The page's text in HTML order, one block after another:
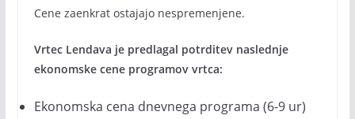
Cene zaenkrat ostajajo nespremenjene.
Vrtec Lendava je predlagal potrditev naslednje
ekonomske cene programov vrtca:
Ekonomska cena dnevnega programa (6-9 ur)